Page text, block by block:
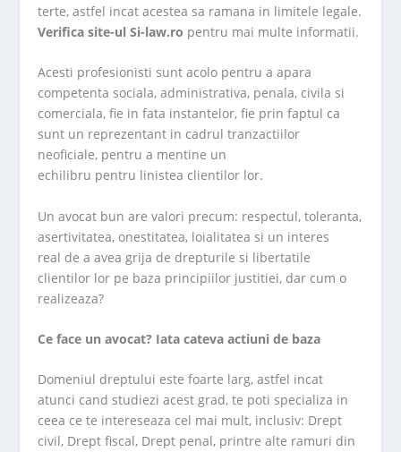
terte, astfel incat acestea sa ramana in limitele legale.
Verifica site-ul Si-law.ro pentru mai multe informatii.
Acesti profesionisti sunt acolo pentru a apara
competenta sociala, administrativa, penala, civila si
comerciala, fie in fata instantelor, fie prin faptul ca
sunt un reprezentant in cadrul tranzactiilor
neoficiale, pentru a mentine un
echilibru pentru linistea clientilor lor.
Un avocat bun are valori precum: respectul, toleranta,
asertivitatea, onestitatea, loialitatea si un interes
real de a avea grija de drepturile si libertatile
clientilor lor pe baza principiilor justitiei, dar cum o
realizeaza?
Ce face un avocat? Iata cateva actiuni de baza
Domeniul dreptului este foarte larg, astfel incat
atunci cand studiezi acest grad, te poti specializa in
ceea ce te intereseaza cel mai mult, inclusiv: Drept
civil, Drept fiscal, Drept penal, printre alte ramuri din